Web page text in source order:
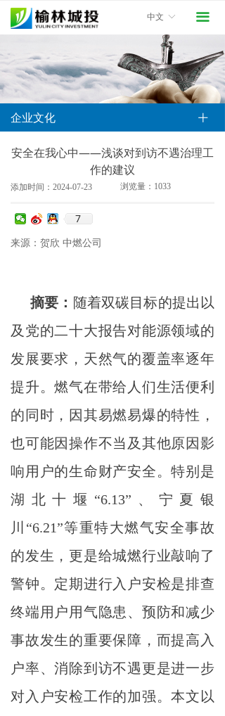
끀
网站首页
新闻资讯
业务领域
ꀅ
中文
企业文化 ꄶ
끀
安全在我心中——浅谈对到访不遇治理工
作的建议
摘要： 随着双碳目标的提出以
及党的二十大报告对能源领域的
发展要求，天然气的覆盖率逐年
提升。燃气在带给人们生活便利
的同时，因其易燃易爆的特性，
也可能因操作不当及其他原因影
响用户的生命财产安全。特别是
湖北十堰“6.13”、宁夏银
川“6.21”等重特大燃气安全事故
的发生，更是给城燃行业敲响了
警钟。定期进行入户安检是排查
终端用户用气隐患、预防和减少
事故发生的重要保障，而提高入
户率、消除到访不遇更是进一步
对入户安检工作的加强。本文以
来源：贺欣 中燃公司
7
添加时间： 2024-07-23 浏览量： 1033